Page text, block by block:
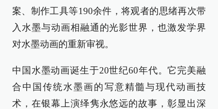
案、制作工具等190余件，将观者的思绪再次带
入水墨与动画相融通的光影世界，也激发学界
对水墨动画的重新审视。
中国水墨动画诞生于20世纪60年代。它完美融
合中国传统水墨画的写意精髓与现代动画技
术，在银幕上演绎隽永悠远的故事，彰显出深